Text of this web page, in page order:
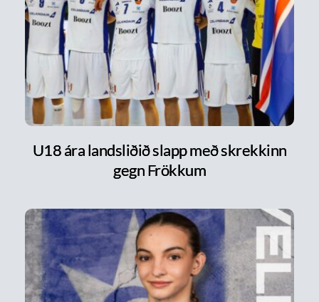
U18 ára landsliðið slapp með skrekkinn
gegn Frökkum